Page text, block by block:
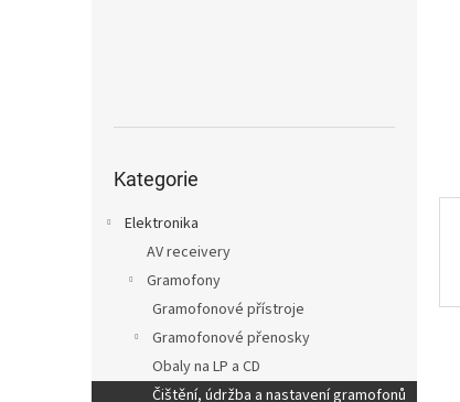
kategorie
Kategorie
Elektronika
AV receivery
Gramofony
Gramofonové přístroje
Gramofonové přenosky
Obaly na LP a CD
Čištění, údržba a nastavení gramofonů